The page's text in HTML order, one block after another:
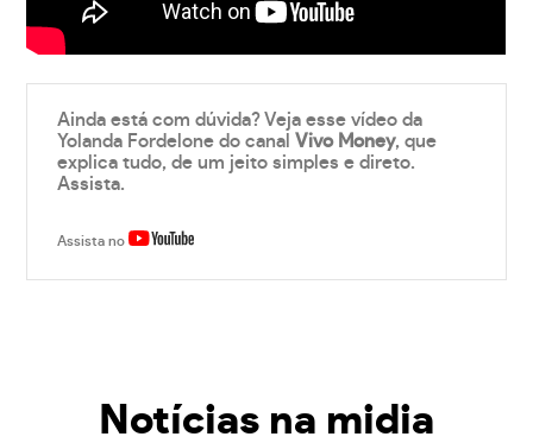
Ainda está com dúvida? Veja esse vídeo da
Yolanda Fordelone do canalVivo Money, que
explica tudo, de um jeito simples e direto.
Assista.
Assista no
Notícias na midia